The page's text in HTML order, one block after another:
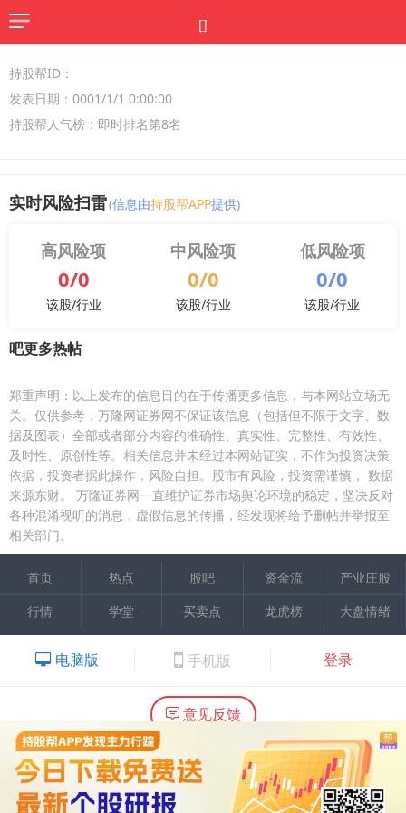
[]
持股帮ID：
发表日期：0001/1/1 0:00:00
持股帮人气榜：即时排名第8名
实时风险扫雷(信息由持股帮APP提供)
高风险项
0/0
该股/行业
中风险项
0/0
该股/行业
低风险项
0/0
该股/行业
吧更多热帖
郑重声明：以上发布的信息目的在于传播更多信息，与本网站立场无
关。仅供参考，万隆网证券网不保证该信息（包括但不限于文字、数
据及图表）全部或者部分内容的准确性、真实性、完整性、有效性、
及时性、原创性等。相关信息并未经过本网站证实，不作为投资决策
依据，投资者据此操作，风险自担。股市有风险，投资需谨慎， 数据
来源东财。
万隆证券网一直维护证券市场舆论环境的稳定，坚决反对
各种混淆视听的消息，虚假信息的传播，经发现将给予删帖并举报至
相关部门。
首页 热点 股吧 资金流
产业庄股
行情
学堂 买卖点 龙虎榜 大盘情绪
电脑版 手机版 登录
意见反馈
内容提供：广州市万隆证券咨询顾问有限公司
Copyright ©2015 Wlstock. All Right Reserved.
热线：020-66618988